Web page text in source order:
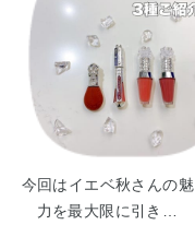
今回はイエベ秋さんの魅
力を最大限に引き…